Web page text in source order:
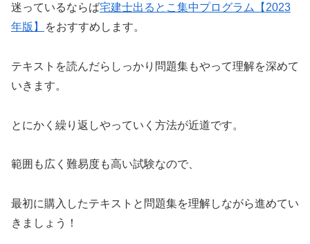
迷っているならば宅建士出るとこ集中プログラム【2023
年版】
をおすすめします。
テキストを読んだらしっかり問題集もやって理解を深めて
いきます。
とにかく繰り返しやっていく方法が近道です。
範囲も広く難易度も高い試験なので、
最初に購入したテキストと問題集を理解しながら進めてい
きましょう！